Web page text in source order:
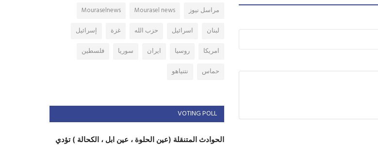
مراسل نيوز Mourasel news
Mouraselnews
لبنان
اسرائيل حزب الله غزة
إسرائيل
امريكا
روسيا ايران سوريا
فلسطين
حماس
نتنياهو
VOTING POLL
الحوادث المتنقلة (عين الحلوة ، عين ابل ، الكحالة ) تؤدي